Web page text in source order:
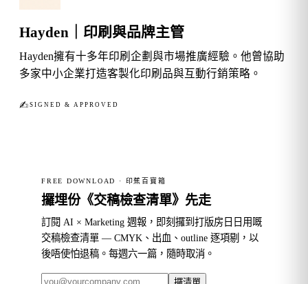
Hayden｜印刷與品牌主管
Hayden擁有十多年印刷企劃與市場推廣經驗。他曾協助
多家中小企業打造客製化印刷品與互動行銷策略。
✍︎ SIGNED & APPROVED
FREE DOWNLOAD · 印蕉百寶箱
攞埋份《交稿檢查清單》先走
訂閱 AI × Marketing 週報，即刻攞到打版房日日用嘅
交稿檢查清單 — CMYK、出血、outline 逐項剔，以
後唔使怕退稿。每週六一篇，隨時取消。